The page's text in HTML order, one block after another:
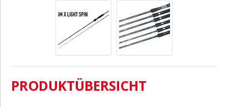
PRODUKTÜBERSICHT